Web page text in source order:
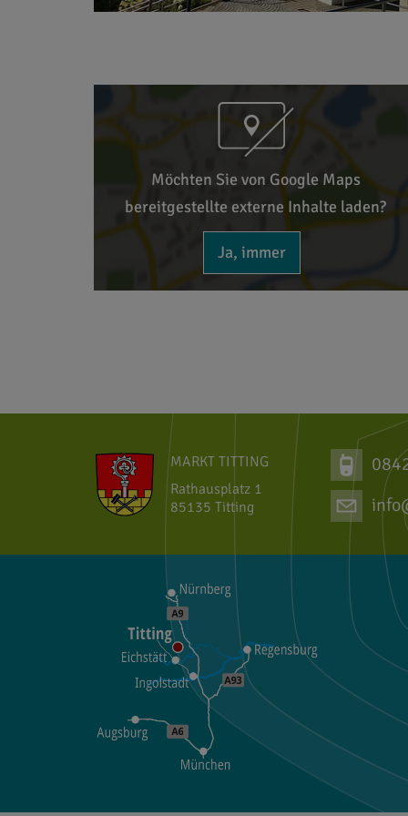
Möchten Sie von Google Maps
bereitgestellte externe Inhalte laden?
Ja, immer
MARKT TITTING
Rathausplatz 1
85135 Titting